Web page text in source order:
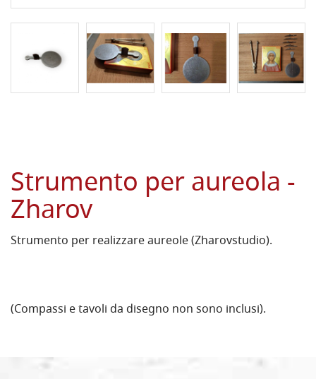
Strumento per aureola -
Zharov
Strumento per realizzare aureole (Zharovstudio).
(Compassi e tavoli da disegno non sono inclusi).